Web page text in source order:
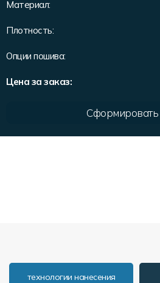
Материал:
Плотность:
Опции пошива:
Цена за заказ:
Сформировать
технологии нанесения
Форма в наличии
Распродажа
Статьи
Реквизиты
Система скидок и
Пользовательское
Доставка